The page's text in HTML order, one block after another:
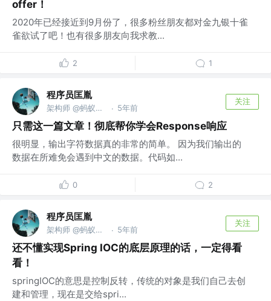
offer！
2020年已经接近到9月份了，很多粉丝朋友都对金九银十雀
雀欲试了吧！也有很多朋友向我求教...
2 1
程序员匡胤
架构师 @蚂蚁金服 · 5年前
关注
只需这一篇文章！彻底帮你学会Response响应
很明显，输出字符数据真的非常的简单。 因为我们输出的
数据在所难免会遇到中文的数据。代码如...
0 2
程序员匡胤
架构师 @蚂蚁金服 · 5年前
关注
还不懂实现Spring IOC的底层原理的话，一定得看
看！
springIOC的意思是控制反转，传统的对象是我们自己去创
建和管理，现在是交给spri...